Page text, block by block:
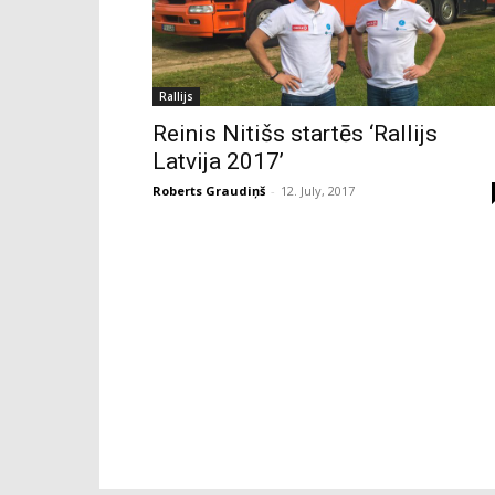
Rallijs
Reinis Nitišs startēs ‘Rallijs
Latvija 2017’
Roberts Graudiņš - 12. July, 2017